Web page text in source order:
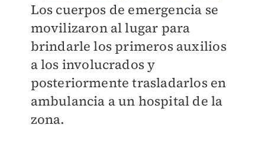
Los cuerpos de emergencia se
movilizaron al lugar para
brindarle los primeros auxilios
a los involucrados y
posteriormente trasladarlos en
ambulancia a un hospital de la
zona.